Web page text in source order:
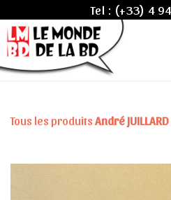
Tel : (+33) 4
Tous les produits André JUILLARD